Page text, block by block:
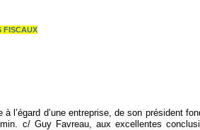
FISCAUX
l’égard d’une entreprise, de son président
c/ Guy Favreau, aux excellentes